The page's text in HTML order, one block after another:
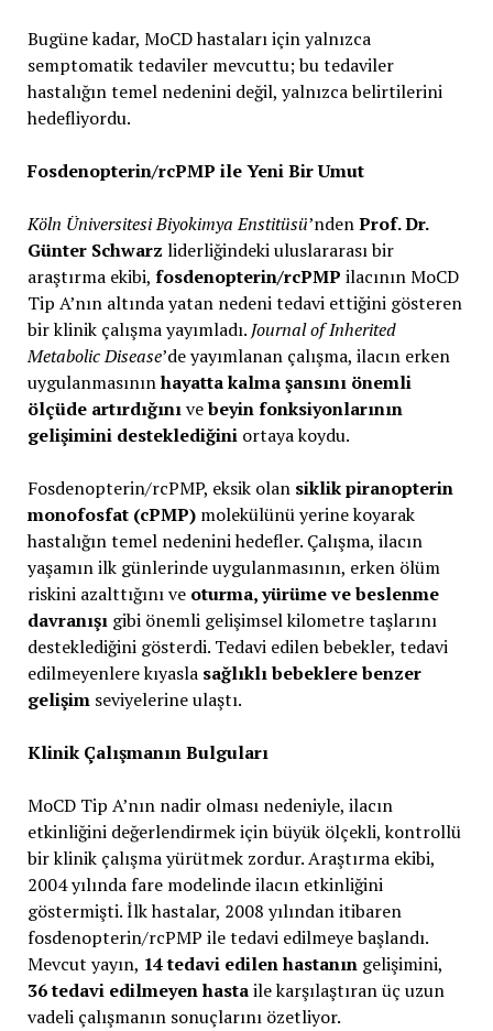
Bugüne kadar, MoCD hastaları için yalnızca
semptomatik tedaviler mevcuttu; bu tedaviler
hastalığın temel nedenini değil, yalnızca belirtilerini
hedefliyordu.
Fosdenopterin/rcPMP ile Yeni Bir Umut
Köln Üniversitesi Biyokimya Enstitüsü’ndenProf. Dr.
Günter Schwarz liderliğindeki uluslararası bir
araştırma ekibi, fosdenopterin/rcPMP ilacının MoCD
Tip A’nın altında yatan nedeni tedavi ettiğini gösteren
bir klinik çalışma yayımladı.Journal of Inherited
Metabolic Disease’de yayımlanan çalışma, ilacın erken
uygulanmasınınhayatta kalma şansını önemli
ölçüde artırdığınıvebeyin fonksiyonlarının
gelişimini desteklediğiniortaya koydu.
Fosdenopterin/rcPMP, eksik olan siklik piranopterin
monofosfat (cPMP)molekülünü yerine koyarak
hastalığın temel nedenini hedefler. Çalışma, ilacın
yaşamın ilk günlerinde uygulanmasının, erken ölüm
riskini azalttığını ve oturma, yürüme ve beslenme
davranışıgibi önemli gelişimsel kilometre taşlarını
desteklediğini gösterdi. Tedavi edilen bebekler, tedavi
edilmeyenlere kıyasla sağlıklı bebeklere benzer
gelişimseviyelerine ulaştı.
Klinik Çalışmanın Bulguları
MoCD Tip A’nın nadir olması nedeniyle, ilacın
etkinliğini değerlendirmek için büyük ölçekli, kontrollü
bir klinik çalışma yürütmek zordur. Araştırma ekibi,
2004 yılında fare modelinde ilacın etkinliğini
göstermişti. İlk hastalar, 2008 yılından itibaren
fosdenopterin/rcPMP ile tedavi edilmeye başlandı.
Mevcut yayın, 14 tedavi edilen hastanıngelişimini,
36 tedavi edilmeyen hastaile karşılaştıran üç uzun
vadeli çalışmanın sonuçlarını özetliyor.